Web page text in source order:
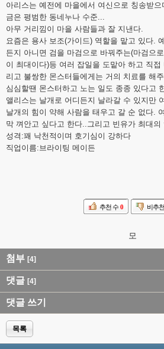
아리스는 예전에 마을에서 여신으로 칭송받
금은 평범한 동네누나 수준...
아무 거리낌이 마을 사람들과 잘 지낸다.
요즘은 용사 보조(가이드) 역할을 맡고 있다.
든지 아니면 검을 마검으로 바꿔주는(마검으
이 최대이다)등 여러 잡일을 도맡아 하고 직
리고 불쌍한 몬스터들에게는 거의 치료를 해
심심할땐 몬스터하고 노는 일도 종종 있다고
앨리스는 날개로 어디든지 날라갈 수 있지만
날개의 힘이 약해 사람을 태우고 갈 순 없다.
막 껴안고 싶다고 한다..그리고 빈유가 최대의
성격:꽤 낙천적이며 호기심이 강하다
직업이름:브라이팅 메이든
추천 수 0 비추
모
첨부 [4]
댓글 [4]
댓글 쓰기
목록